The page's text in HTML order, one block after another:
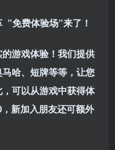
”免费体验场”来了！
游戏体验！我们提供
哈、短牌等等，让您
可以从游戏中获得体
新加入朋友还可额外